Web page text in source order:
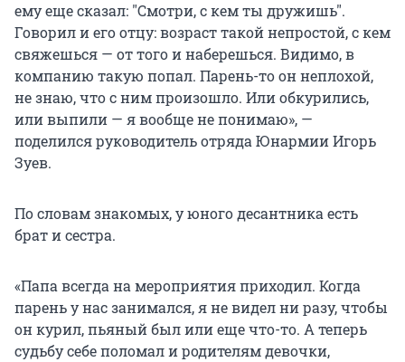
ему еще сказал: "Смотри, с кем ты дружишь".
Говорил и его отцу: возраст такой непростой, с кем
свяжешься — от того и наберешься. Видимо, в
компанию такую попал. Парень-то он неплохой,
не знаю, что с ним произошло. Или обкурились,
или выпили — я вообще не понимаю», —
поделился руководитель отряда Юнармии Игорь
Зуев.
По словам знакомых, у юного десантника есть
брат и сестра.
«Папа всегда на мероприятия приходил. Когда
парень у нас занимался, я не видел ни разу, чтобы
он курил, пьяный был или еще что-то. А теперь
судьбу себе поломал и родителям девочки,